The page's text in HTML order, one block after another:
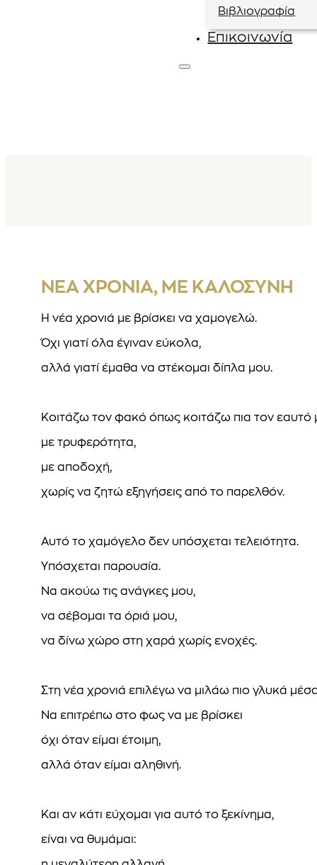
Βιβλιογραφία
Επικοινωνία
ΝΈΑ ΧΡΟΝΙΆ, ΜΕ ΚΑΛΟΣΎΝΗ
Η νέα χρονιά με βρίσκει να χαμογελώ.
Όχι γιατί όλα έγιναν εύκολα,
αλλά γιατί έμαθα να στέκομαι δίπλα μου.
Κοιτάζω τον φακό όπως κοιτάζω πια τον εαυτό
με τρυφερότητα,
με αποδοχή,
χωρίς να ζητώ εξηγήσεις από το παρελθόν.
Αυτό το χαμόγελο δεν υπόσχεται τελειότητα.
Υπόσχεται παρουσία.
Να ακούω τις ανάγκες μου,
να σέβομαι τα όριά μου,
να δίνω χώρο στη χαρά χωρίς ενοχές.
Στη νέα χρονιά επιλέγω να μιλάω πιο γλυκά
Να επιτρέπω στο φως να με βρίσκει
όχι όταν είμαι έτοιμη,
αλλά όταν είμαι αληθινή.
Και αν κάτι εύχομαι για αυτό το ξεκίνημα,
είναι να θυμάμαι: